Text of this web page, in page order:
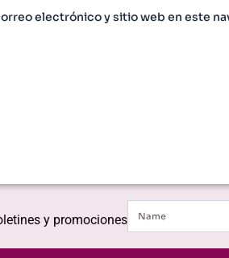
electrónico y sitio web en este
y promociones